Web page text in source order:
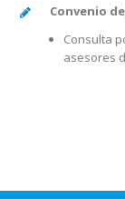
Convenio
Consulta
asesores